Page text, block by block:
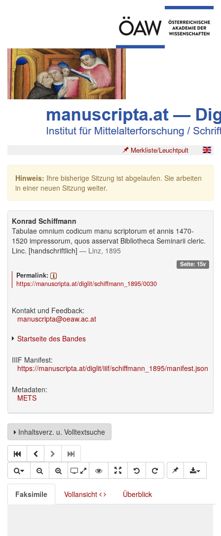
Merkliste/Leuchtpult
Hinweis: Ihre bisherige Sitzung ist abgelaufen. Sie arbeiten
in einer neuen Sitzung weiter.
Konrad Schiffmann
Tabulae omnium codicum manu scriptorum et annis 1470-
1520 impressorum, quos asservat Bibliotheca Seminarii cleric.
Linc. [handschriftlich] — Linz, 1895
Seite: 15v
Permalink:
https://manuscripta.at/diglit/schiffmann_1895/0030
Kontakt und Feedback:
manuscripta@oeaw.ac.at
Startseite des Bandes
IIIF Manifest:
https://manuscripta.at/diglit/iiif/schiffmann_1895/manifest.json
Metadaten:
METS
Inhaltsverz. u. Volltextsuche
Faksimile Vollansicht Überblick